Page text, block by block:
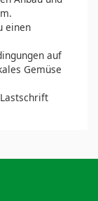
einen
auf
Gemüse